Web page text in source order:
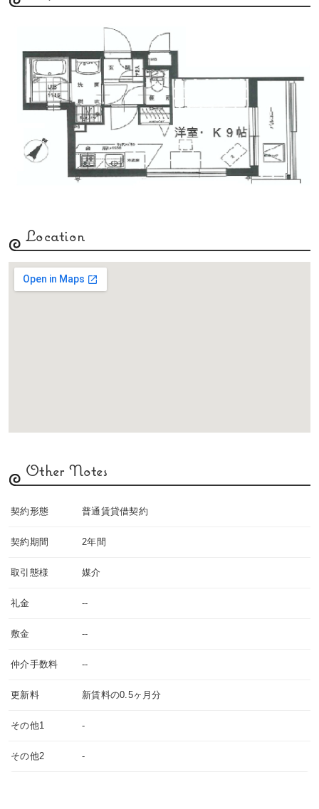
Location
Other Notes
契約形態 普通賃貸借契約
契約期間 2年間
取引態様 媒介
礼金 --
敷金 --
仲介手数料 --
更新料 新賃料の0.5ヶ月分
その他1 -
その他2 -